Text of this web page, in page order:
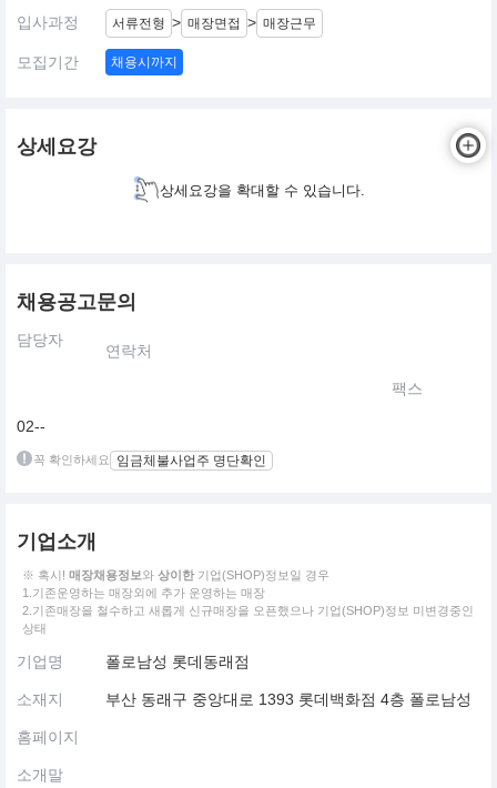
입사과정 서류전형 > 매장면접 > 매장근무
모집기간 채용시까지
상세요강
상세요강을 확대할 수 있습니다.
채용공고문의
담당자
연락처
팩스
02--
꼭 확인하세요 임금체불사업주 명단확인
기업소개
※ 혹시! 매장채용정보와 상이한 기업(SHOP)정보일 경우
1.기존운영하는 매장외에 추가 운영하는 매장
2.기존매장을 철수하고 새롭게 신규매장을 오픈했으나 기업(SHOP)정보 미변경중인
상태
기업명 폴로남성 롯데동래점
소재지 부산 동래구 중앙대로 1393 롯데백화점 4층 폴로남성
홈페이지
소개말